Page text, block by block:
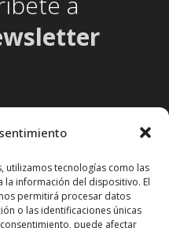
utilizamos tecnologías como las
la información del dispositivo. El
permitirá procesar datos
o las identificaciones únicas
puede afectar